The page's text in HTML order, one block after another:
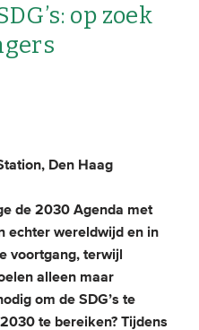
partners
op zoek
Den Haag
de 2030 Agenda met
echter wereldwijd en in
voortgang, terwijl
alleen maar
om de SDG’s te
te bereiken? Tijdens